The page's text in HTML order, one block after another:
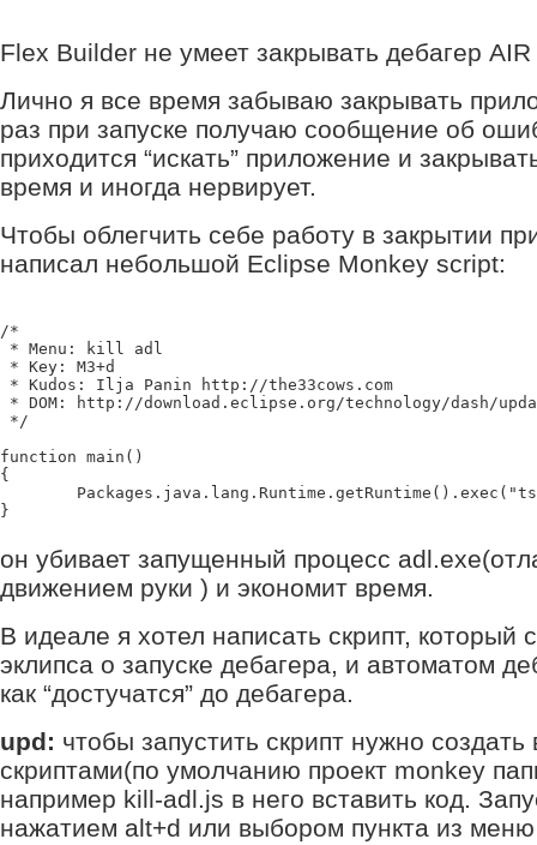
Flex Builder не умеет закрывать дебагер
Лично я все время забываю закрывать
раз при запуске получаю сообщение об
приходится “искать” приложение и
время и иногда нервирует.
Чтобы облегчить себе работу в закрытии
написал небольшой Eclipse Monkey script:
/*
* Menu: kill adl
* Key: M3+d
* Kudos: Ilja Panin http://the33cows.com
* DOM: http://download.eclipse.org/technology/dash/
*/
function main()
{
он убивает запущенный процесс
движением руки ) и экономит время.
В идеале я хотел написать скрипт, который
эклипса о запуске дебагера, и автоматом
как “достучатся” до дебагера.
upd: чтобы запустить скрипт нужно создать
скриптами(по умолчанию проект monkey
например kill-adl.js в него вставить код.
нажатием alt+d или выбором пункта из меню